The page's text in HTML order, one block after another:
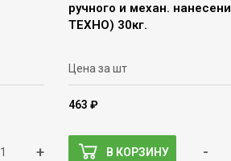
+
ручного и механ.
ТЕХНО) 30кг.
Цена за шт
463 ₽
В КОРЗИНУ -